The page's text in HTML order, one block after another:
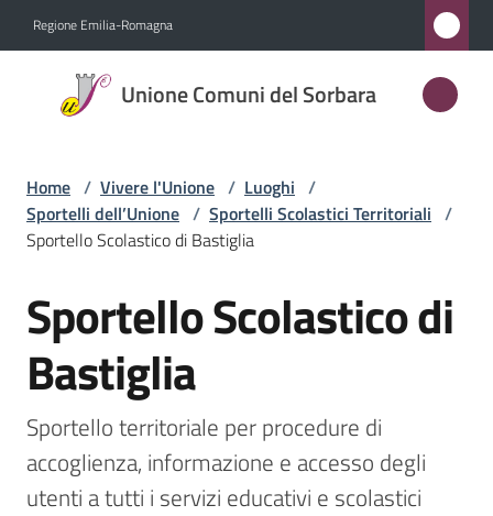
Regione Emilia-Romagna
Unione Comuni del Sorbara
Unione
Comuni
Sorbara
Novità
Servizi
Vivere
l'Unione
Menu selezionato
Home / Vivere l'Unione / Luoghi /
Sportelli dell’Unione / Sportelli Scolastici Territoriali /
Sportello Scolastico di Bastiglia
Salta al contenuto
Sportello Scolastico di
Bastiglia
Sportello territoriale per procedure di
accoglienza, informazione e accesso degli
utenti a tutti i servizi educativi e scolastici